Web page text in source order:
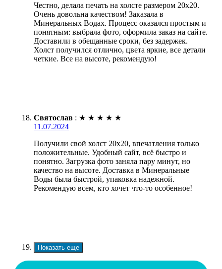
Честно, делала печать на холсте размером 20х20.
Очень довольна качеством! Заказала в
Минеральных Водах. Процесс оказался простым и
понятным: выбрала фото, оформила заказ на сайте.
Доставили в обещанные сроки, без задержек.
Холст получился отлично, цвета яркие, все детали
четкие. Все на высоте, рекомендую!
Святослав : ★ ★ ★ ★ ★
11.07.2024
Получили свой холст 20х20, впечатления только
положительные. Удобный сайт, всё быстро и
понятно. Загрузка фото заняла пару минут, но
качество на высоте. Доставка в Минеральные
Воды была быстрой, упаковка надежной.
Рекомендую всем, кто хочет что-то особенное!
Показать еще